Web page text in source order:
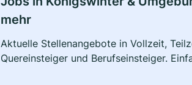
mehr
Aktuelle Stellenangebote in Vollzeit,
Quereinsteiger und Berufseinsteiger.